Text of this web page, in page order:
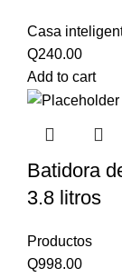
Casa
Q240.00
Add to cart
Batidora
3.8 litros
Productos
Q998.00